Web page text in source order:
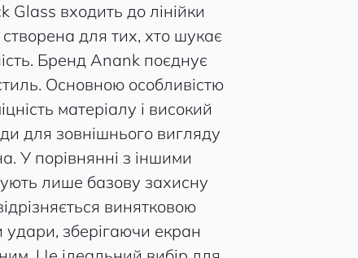
входить до лінійки
для тих, хто шукає
Бренд Anank поєднує
Основною особливістю
матеріалу і високий
для зовнішнього вигляду
У порівнянні з іншими
лише базову захисну
винятковою
удари, зберігаючи екран